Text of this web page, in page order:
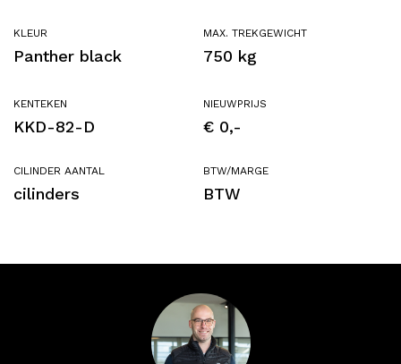
KLEUR
Panther black
KENTEKEN
KKD-82-D
CILINDER AANTAL
cilinders
MAX. TREKGEWICHT
750 kg
NIEUWPRIJS
€ 0,-
BTW/MARGE
BTW